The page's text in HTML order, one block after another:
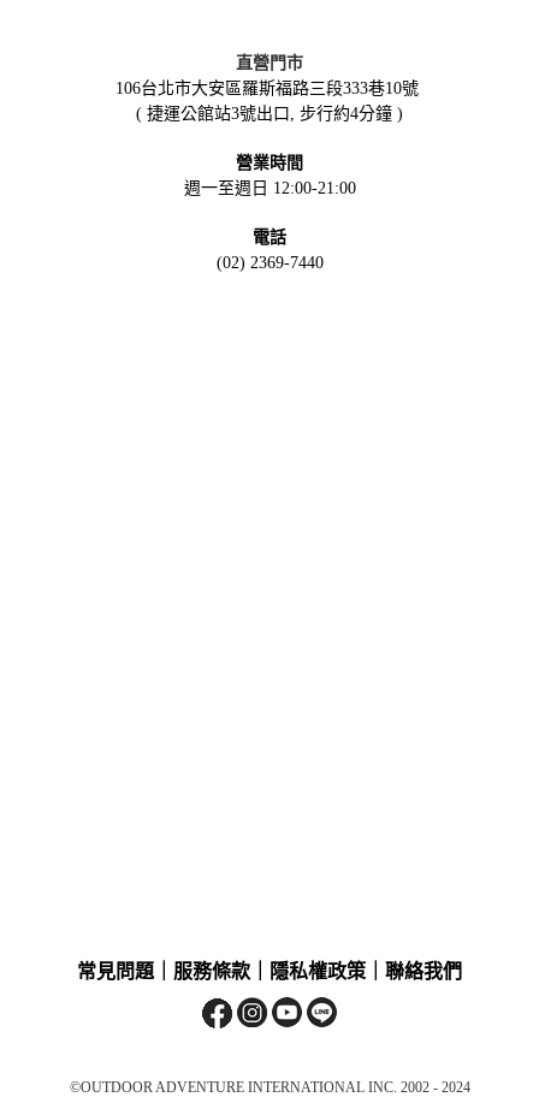
直營門市
106台北市大安區羅斯福路三段333巷10號
( 捷運公館站3號出口, 步行約4分鐘 )
營業時間
週一至週日 12:00-21:00
電話
(02) 2369-7440
常見問題 服務條款 隱私權政策 聯絡我們
©OUTDOOR ADVENTURE INTERNATIONAL INC. 2002 - 2024